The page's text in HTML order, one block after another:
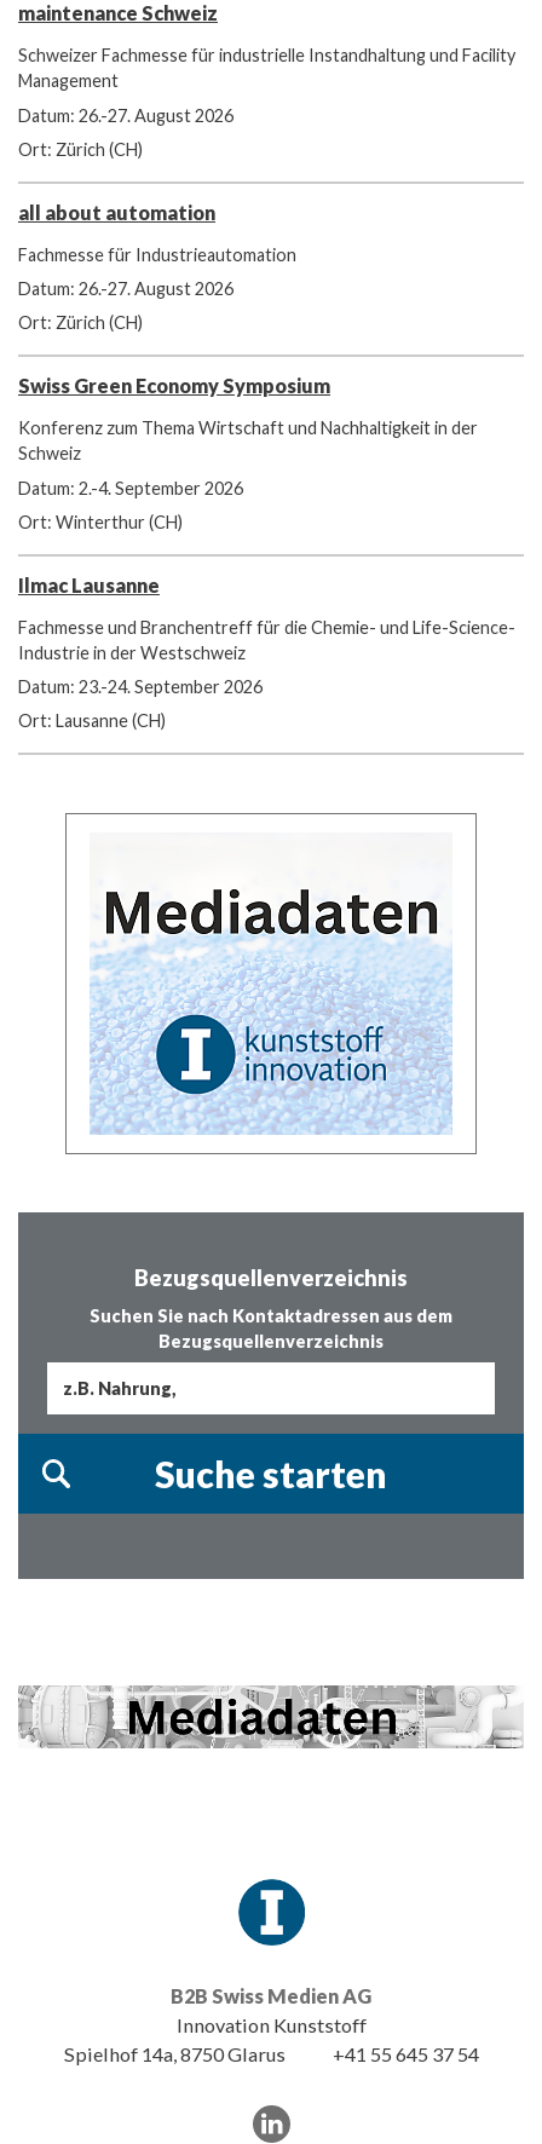
maintenance Schweiz
Schweizer Fachmesse für industrielle Instandhaltung und Facility
Management
Datum: 26.-27. August 2026
Ort: Zürich (CH)
all about automation
Fachmesse für Industrieautomation
Datum: 26.-27. August 2026
Ort: Zürich (CH)
Swiss Green Economy Symposium
Konferenz zum Thema Wirtschaft und Nachhaltigkeit in der
Schweiz
Datum: 2.-4. September 2026
Ort: Winterthur (CH)
Ilmac Lausanne
Fachmesse und Branchentreff für die Chemie- und Life-Science-
Industrie in der Westschweiz
Datum: 23.-24. September 2026
Ort: Lausanne (CH)
Bezugsquellenverzeichnis
Suchen Sie nach Kontaktadressen aus dem
Bezugsquellenverzeichnis
B2B Swiss Medien AG
Innovation Kunststoff
Spielhof 14a, 8750 Glarus
+41 55 645 37 54